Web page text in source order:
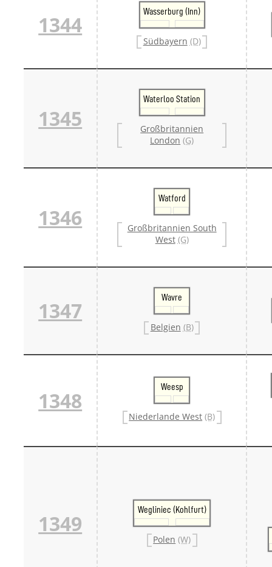
1344
Wasserburg (Inn)
Südbayern (D)
1345
Waterloo Station
Großbritannien
London (G)
1346
Watford
Großbritannien South
West (G)
1347
Wavre
Belgien (B)
1348
Weesp
Niederlande West (B)
1349
Wegliniec (Kohlfurt)
Polen (W)